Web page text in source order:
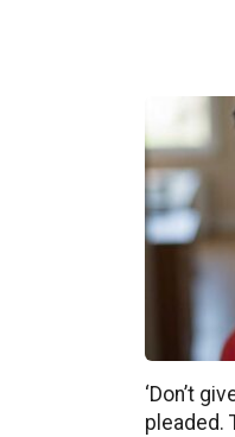
‘Don’t
pleaded.